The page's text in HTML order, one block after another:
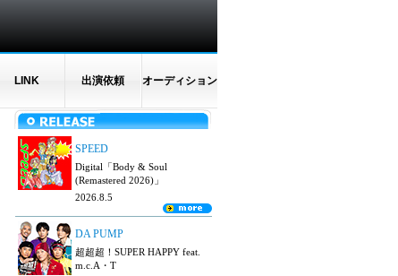
LINK 出演依頼 オーディション
SPEED
Digital「Body & Soul
(Remastered 2026)」
2026.8.5
DA PUMP
超超超！SUPER HAPPY feat.
m.c.A・T